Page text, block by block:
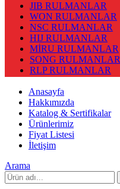
JIB RULMANLAR
WON RULMANLAR
NSC RULMANLAR
HIJ RULMANLAR
MİRU RULMANLAR
SONG RULMANLAR
RLP RULMANLAR
Anasayfa
Hakkımızda
Katalog & Sertifikalar
Ürünlerimiz
Fiyat Listesi
İletişim
Arama
What
are